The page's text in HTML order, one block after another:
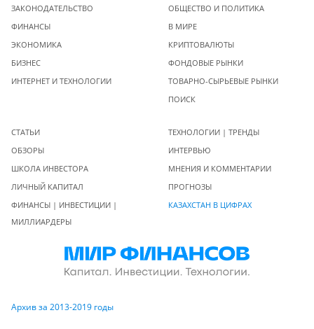
ЗАКОНОДАТЕЛЬСТВО
ФИНАНСЫ
ЭКОНОМИКА
БИЗНЕС
ИНТЕРНЕТ И ТЕХНОЛОГИИ
ОБЩЕСТВО И ПОЛИТИКА
В МИРЕ
КРИПТОВАЛЮТЫ
ФОНДОВЫЕ РЫНКИ
ТОВАРНО-СЫРЬЕВЫЕ РЫНКИ
ПОИСК
СТАТЬИ
ОБЗОРЫ
ШКОЛА ИНВЕСТОРА
ЛИЧНЫЙ КАПИТАЛ
ФИНАНСЫ | ИНВЕСТИЦИИ |
МИЛЛИАРДЕРЫ
ТЕХНОЛОГИИ | ТРЕНДЫ
ИНТЕРВЬЮ
МНЕНИЯ И КОММЕНТАРИИ
ПРОГНОЗЫ
КАЗАХСТАН В ЦИФРАХ
Архив за 2013-2019 годы